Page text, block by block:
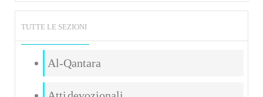
TUTTE LE SEZIONI
Al-Qantara